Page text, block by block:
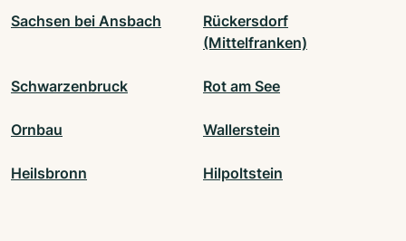
Sachsen bei Ansbach
Rückersdorf
(Mittelfranken)
Schwarzenbruck Rot am See
Ornbau Wallerstein
Heilsbronn Hilpoltstein